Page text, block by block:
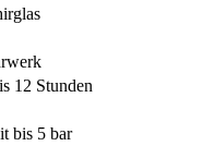
12 Stunden
bis 5 bar